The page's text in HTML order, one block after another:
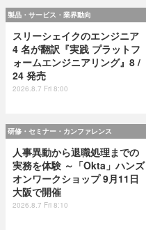
製品・サービス・業界動向
スリーシェイクのエンジニア
4 名が翻訳『実践 プラットフ
ォームエンジニアリング』8 /
24 発売
2026.8.7 Fri 8:00
研修・セミナー・カンファレンス
人事異動から退職処理までの
実務を体験 ～「Okta」ハンズ
オンワークショップ 9月11日
大阪で開催
2026.8.7 Fri 8:10